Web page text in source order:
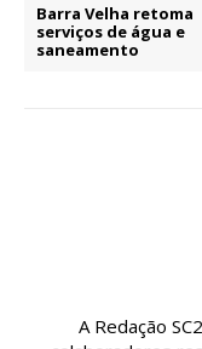
Barra Velha retoma
serviços de água e
saneamento
A Redação